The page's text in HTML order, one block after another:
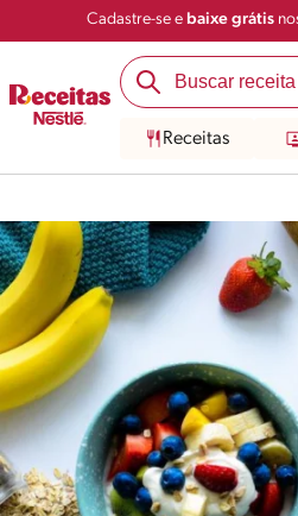
Cadastre-se e baixe grátis
Receitas